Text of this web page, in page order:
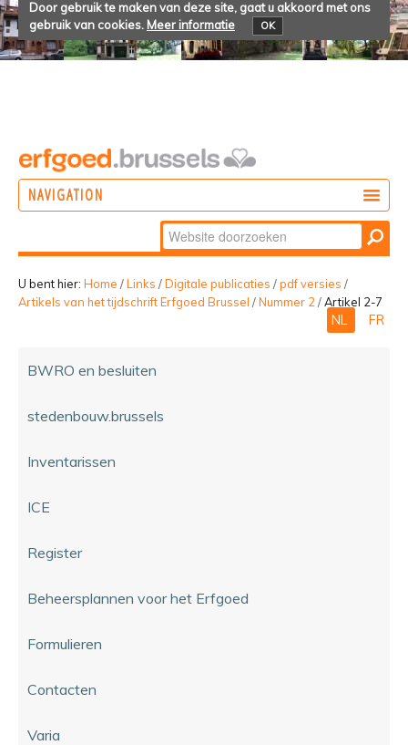
Door gebruik te maken van deze site, gaat u akkoord met ons
gebruik van cookies. Meer informatie OK
NAVIGATION
BELEVEN
Zoek
Geavanceerd
zoeken...
U bent hier: Home /Links /Digitale publicaties /pdf versies /
Artikels van het tijdschrift Erfgoed Brussel /Nummer 2 /Artikel 2-7
NL FR
BWRO en besluiten
stedenbouw.brussels
Inventarissen
ICE
Register
Beheersplannen voor het Erfgoed
Formulieren
Contacten
Varia